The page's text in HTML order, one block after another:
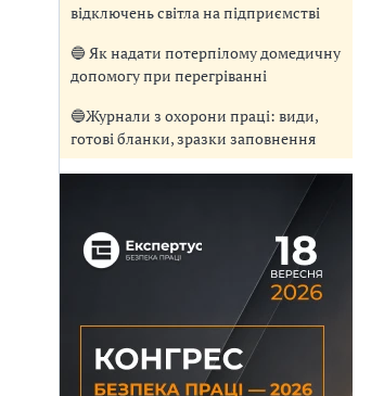
відключень світла на підприємстві
🔵 Як надати потерпілому домедичну
допомогу при перегріванні
🔵Журнали з охорони праці: види,
готові бланки, зразки заповнення